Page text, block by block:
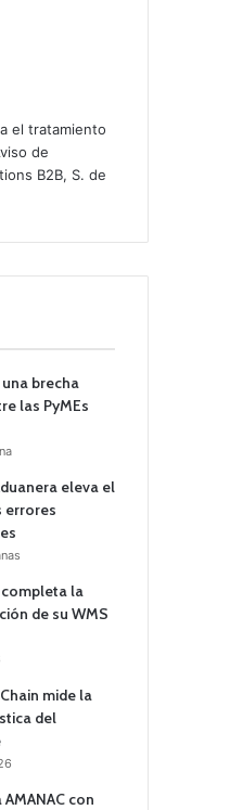
el tratamiento
de
B2B, S. de
brecha
las PyMEs
eleva el
errores
completa la
de su WMS
mide la
del
con